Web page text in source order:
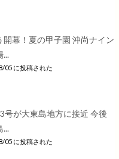
開幕！夏の甲子園 沖尚ナイン
...
05 に投稿された
号が大東島地方に接近 今後
...
05 に投稿された